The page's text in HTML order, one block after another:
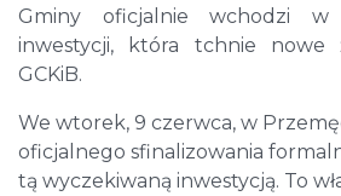
Gminy oficjalnie wchodzi w
inwestycji, która tchnie
GCKiB.
We wtorek, 9 czerwca, w
oficjalnego sfinalizowania
tą wyczekiwaną inwestycją. To